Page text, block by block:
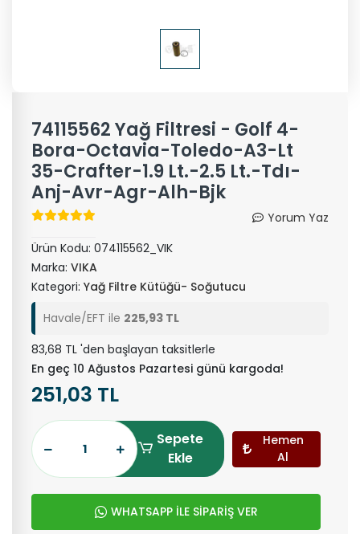
74115562 Yağ Filtresi - Golf 4-
Bora-Octavia-Toledo-A3-Lt
35-Crafter-1.9 Lt.-2.5 Lt.-Tdı-
Anj-Avr-Agr-Alh-Bjk
Yorum Yaz
Ürün Kodu: 074115562_VIK
Marka: VIKA
Kategori: Yağ Filtre Kütüğü- Soğutucu
Havale/EFT ile 225,93 TL
83,68 TL 'den başlayan taksitlerle
En geç 10 Ağustos Pazartesi günü kargoda!
251,03 TL
Sepete
Ekle
Hemen
Al
WHATSAPP İLE SİPARİŞ VER